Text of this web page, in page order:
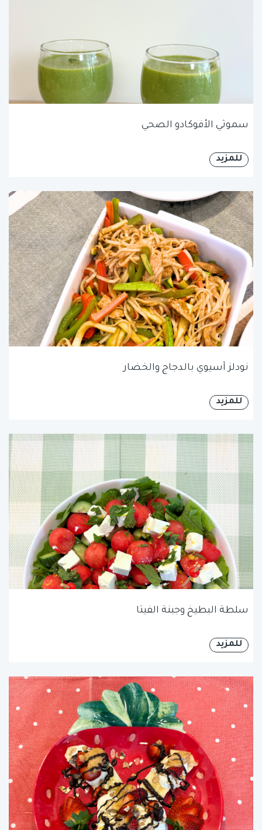
سموثي الأفوكادو الصحي
للمزيد
نودلز آسيوي بالدجاج والخضار
للمزيد
سلطة البطيخ وجبنة الفيتا
للمزيد